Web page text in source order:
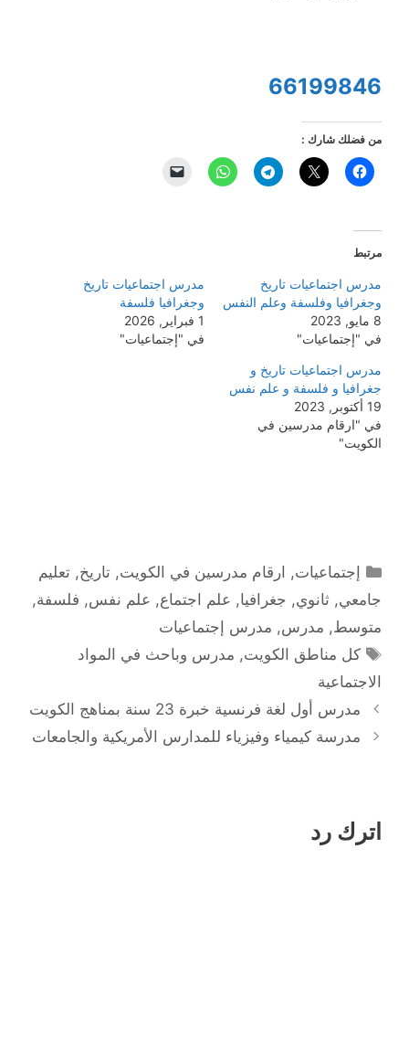
66199846
من فضلك شارك :
مرتبط
مدرس اجتماعيات تاريخ
وجغرافيا وفلسفة وعلم النفس
8 مايو, 2023
في "إجتماعيات"
مدرس اجتماعيات تاريخ
وجغرافيا فلسفة
1 فبراير, 2026
في "إجتماعيات"
مدرس اجتماعيات تاريخ و
جغرافيا و فلسفة و علم نفس
19 أكتوبر, 2023
في "ارقام مدرسين في
الكويت"
التصنيفات
إجتماعيات, ارقام مدرسين في الكويت,تاريخ,تعليم
جامعي, ثانوي, جغرافيا, علم اجتماع, علم نفس, فلسفة,
متوسط, مدرس, مدرس إجتماعيات
الوسوم
كل مناطق الكويت, مدرس وباحث في المواد
الاجتماعية
مدرس أول لغة فرنسية خبرة 23 سنة بمناهج الكويت
مدرسة كيمياء وفيزياء للمدارس الأمريكية والجامعات
اترك رد